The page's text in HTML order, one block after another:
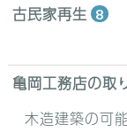
古民家再生 8
亀岡工務店の取
木造建築の可